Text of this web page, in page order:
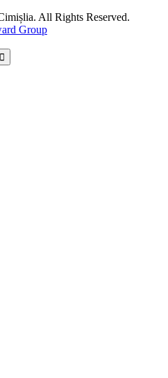
All Rights Reserved.
Group